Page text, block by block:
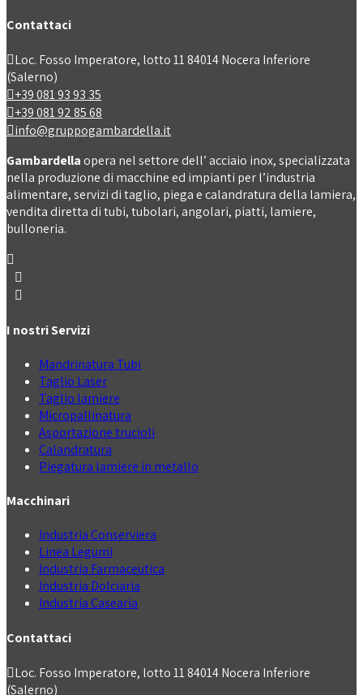
Contattaci
Loc. Fosso Imperatore, lotto 11 84014 Nocera Inferiore
(Salerno)
+39 081 93 93 35
+39 081 92 85 68
info@gruppogambardella.it
Gambardellaopera nel settore dell’ acciaio inox, specializzata
nella produzione di macchine ed impianti per l’industria
alimentare, servizi di taglio, piega e calandratura della lamiera,
vendita diretta di tubi, tubolari, angolari, piatti, lamiere,
bulloneria.
I nostri Servizi
Mandrinatura Tubi
Taglio Laser
Taglio lamiere
Micropallinatura
Asportazione trucioli
Calandratura
Piegatura lamiere in metallo
Macchinari
Industria Conserviera
Linea Legumi
Industria Farmaceutica
Industria Dolciaria
Industria Casearia
Contattaci
Loc. Fosso Imperatore, lotto 11 84014 Nocera Inferiore
(Salerno)